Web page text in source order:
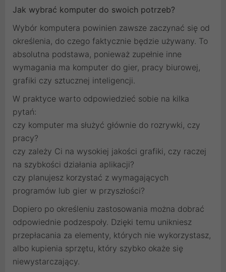
Jak wybrać komputer do swoich potrzeb?
Wybór komputera powinien zawsze zaczynać się od
określenia, do czego faktycznie będzie używany. To
absolutna podstawa, ponieważ zupełnie inne
wymagania ma komputer do gier, pracy biurowej,
grafiki czy sztucznej inteligencji.
W praktyce warto odpowiedzieć sobie na kilka
pytań:
czy komputer ma służyć głównie do rozrywki, czy
pracy?
czy zależy Ci na wysokiej jakości grafiki, czy raczej
na szybkości działania aplikacji?
czy planujesz korzystać z wymagających
programów lub gier w przyszłości?
Dopiero po określeniu zastosowania można dobrać
odpowiednie podzespoły. Dzięki temu unikniesz
przepłacania za elementy, których nie wykorzystasz,
albo kupienia sprzętu, który szybko okaże się
niewystarczający.